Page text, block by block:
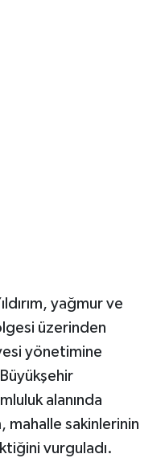
yağmur ve
üzerinden
yönetimine
alanında
mahalle sakinlerinin
vurguladı.